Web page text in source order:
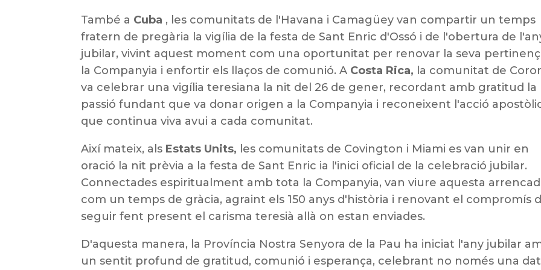
També a Cuba , les comunitats de l'Havana i Camagüey van compartir un temps
fratern de pregària la vigília de la festa de Sant Enric d'Ossó i de l'obertura de
jubilar, vivint aquest moment com una oportunitat per renovar la seva
la Companyia i enfortir els llaços de comunió. A Costa Rica, la comunitat de
va celebrar una vigília teresiana la nit del 26 de gener, recordant amb gratitud la
passió fundant que va donar origen a la Companyia i reconeixent l'acció
que continua viva avui a cada comunitat.
Així mateix, als Estats Units, les comunitats de Covington i Miami es van unir en
oració la nit prèvia a la festa de Sant Enric ia l'inici oficial de la celebració jubilar.
Connectades espiritualment amb tota la Companyia, van viure aquesta
com un temps de gràcia, agraint els 150 anys d'història i renovant el compromís
seguir fent present el carisma teresià allà on estan enviades.
D'aquesta manera, la Província Nostra Senyora de la Pau ha iniciat l'any jubilar
un sentit profund de gratitud, comunió i esperança, celebrant no només una